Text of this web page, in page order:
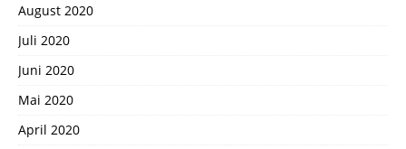
August 2020
Juli 2020
Juni 2020
Mai 2020
April 2020